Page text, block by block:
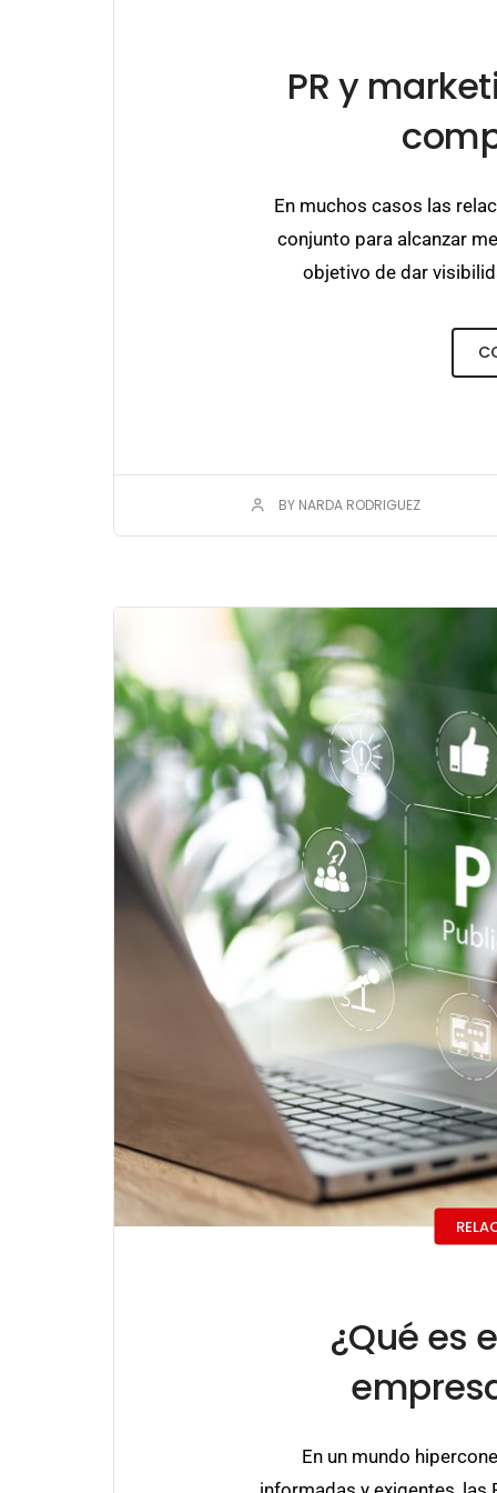
PR y
En muchos casos las
conjunto para alcanzar
objetivo de dar
BY NARDA RODRIGUEZ
¿Qué es
En un mundo